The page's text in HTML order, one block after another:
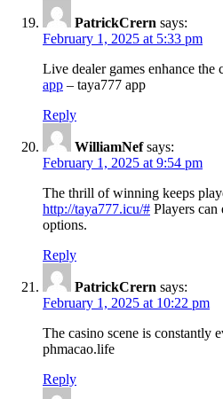
PatrickCrern says:
February 1, 2025 at 5:33 pm
Live dealer games enhance the
app – taya777 app
Reply
WilliamNef says:
February 1, 2025 at 9:54 pm
The thrill of winning keeps
http://taya777.icu/# Players can
options.
Reply
PatrickCrern says:
February 1, 2025 at 10:22 pm
The casino scene is constantly
phmacao.life
Reply